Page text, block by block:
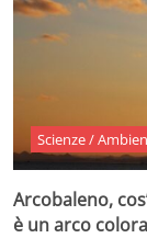
Scienze /
Arcobaleno,
è un arco